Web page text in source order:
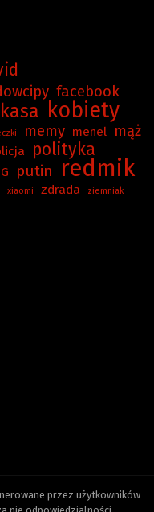
facebook
kasa kobiety
memy menel mąż
polityka
putin redmik
xiaomi zdrada
ziemniak
przez użytkowników